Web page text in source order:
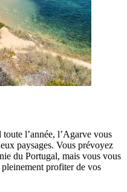
l’année, l’Agarve vous
paysages. Vous prévoyez
du Portugal, mais vous vous
profiter de vos